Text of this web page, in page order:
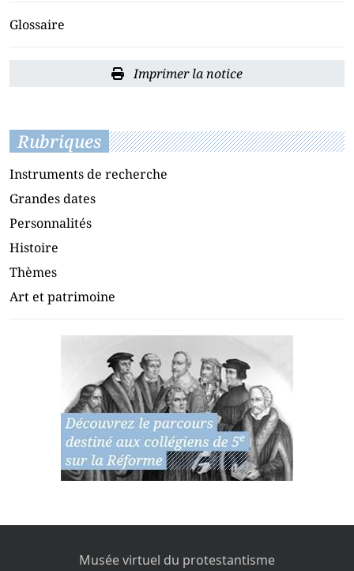
Glossaire
Imprimer la notice
Rubriques
Instruments de recherche
Grandes dates
Personnalités
Histoire
Thèmes
Art et patrimoine
Musée virtuel du protestantisme